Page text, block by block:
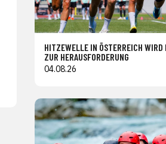
HITZEWELLE IN ÖSTERREICH
ZUR HERAUSFORDERUNG
04.08.26